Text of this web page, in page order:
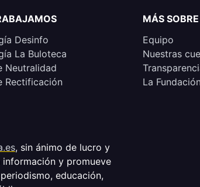
Desinfo
La Buloteca
Neutralidad
Rectificación
MÁS
Equipo
Nuestras
La Fundación
, sin ánimo de lucro y
y promueve
educación,